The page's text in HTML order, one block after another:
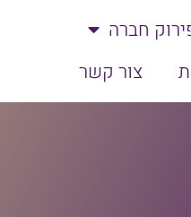
חברה
צור קשר